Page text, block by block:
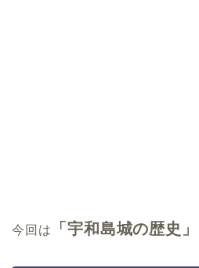
今回は 「宇和島城の歴史」